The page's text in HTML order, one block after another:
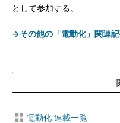
として参加する。
→その他の「電動化」関連
電動化 連載一覧